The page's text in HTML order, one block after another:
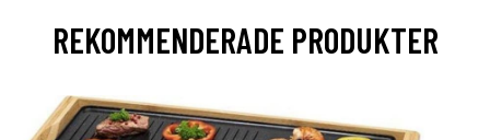
REKOMMENDERADE PRODUKTER